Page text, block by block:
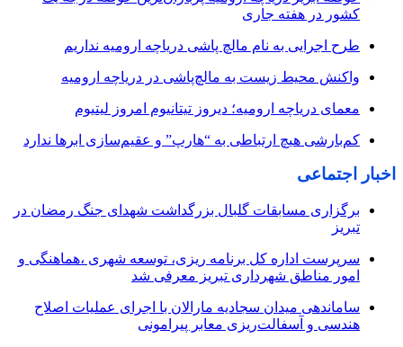
کشور در هفته جاری
طرح اجرایی به نام مالچ پاشی دریاچه ارومیه نداریم
واکنش محیط زیست به مالچ‌پاشی در دریاچه ارومیه
معمای دریاچه ارومیه؛ دیروز تیتانیوم امروز لیتیوم
کم‌بارشی هیچ ارتباطی به “هارپ” و عقیم‌سازی ابرها ندارد
اخبار اجتماعی
برگزاری مسابقات گلبال بزرگداشت شهدای جنگ رمضان در
تبریز
سرپرست اداره کل برنامه ریزی، توسعه شهری ،هماهنگی و
امور مناطق شهرداری تبریز معرفی شد
ساماندهی میدان سجادیه مارالان با اجرای عملیات اصلاح
هندسی و آسفالت‌ریزی معابر پیرامونی